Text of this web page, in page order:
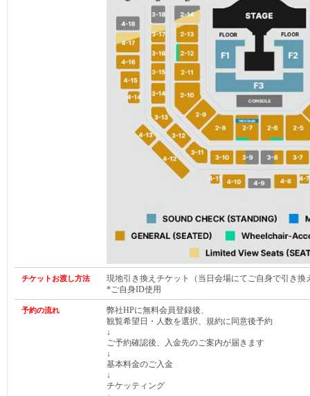
チケットお渡し方法
現地引き換えチケット（当日会場にてご自身で引き換
*ご自身ID使用
予約の流れ
弊社HPに無料会員登録後、
観覧希望日・人数を選択、規約に同意後予約
↓
ご予約確認後、入金先のご案内が届きます
↓
基本料金のご入金
↓
チケッティング